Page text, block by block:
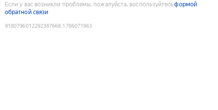
Если у вас возникли проблемы, пожалуйста, воспользуйтесьформой
обратной связи
9180796012292387668:1786071963